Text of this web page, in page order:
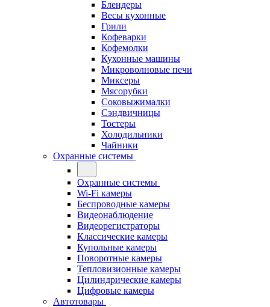
Блендеры
Весы кухонные
Грили
Кофеварки
Кофемолки
Кухонные машины
Микроволновые печи
Миксеры
Мясорубки
Соковыжималки
Сэндвичницы
Тостеры
Холодильники
Чайники
Охранные системы
Охранные системы
Wi-Fi камеры
Беспроводные камеры
Видеонаблюдение
Видеорегистраторы
Классические камеры
Купольные камеры
Поворотные камеры
Тепловизионные камеры
Цилиндрические камеры
Цифровые камеры
Автотовары